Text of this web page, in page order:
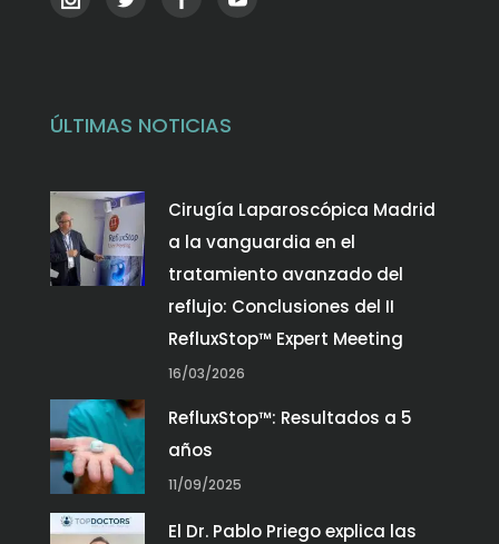
ÚLTIMAS NOTICIAS
Cirugía Laparoscópica Madrid
a la vanguardia en el
tratamiento avanzado del
reflujo: Conclusiones del II
RefluxStop™ Expert Meeting
16/03/2026
RefluxStop™: Resultados a 5
años
11/09/2025
El Dr. Pablo Priego explica las